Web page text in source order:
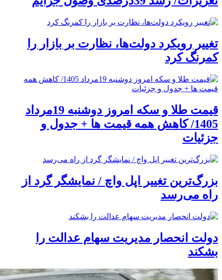
تغییر رویکرد دولت‌ها، نظارت بر بازار را
کمرنگ کرد
قیمت طلا و سکه امروز دوشنبه 19مرداد
1405/ کاهش همه قیمت ها + جدول و
جزئیات
بزرگ‌ترین تغییر اپل واچ / نمایشگر گرد از
راه می‌رسد
دولت انحصار مدیریت سهام عدالت را
بشکند